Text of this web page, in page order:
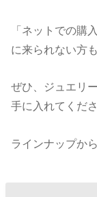
「ネットでの購
に来られない方
ぜひ、ジュエリ
手に入れてくださ
ラインナップか